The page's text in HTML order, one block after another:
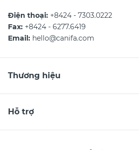
Điện thoại: +8424 - 7303.0222
Fax: +8424 - 6277.6419
Email: hello@canifa.com
Thương hiệu
Hỗ trợ